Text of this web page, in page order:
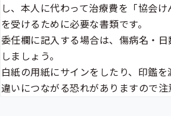
し、本人に代わって治療費を「協会
を受けるために必要な書類です。
委任欄に記入する場合は、傷病名・
しましょう。
白紙の用紙にサインをしたり、印鑑
違いにつながる恐れがありますので注